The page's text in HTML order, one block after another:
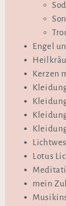
Engel
Kerzen
Lotus
mein